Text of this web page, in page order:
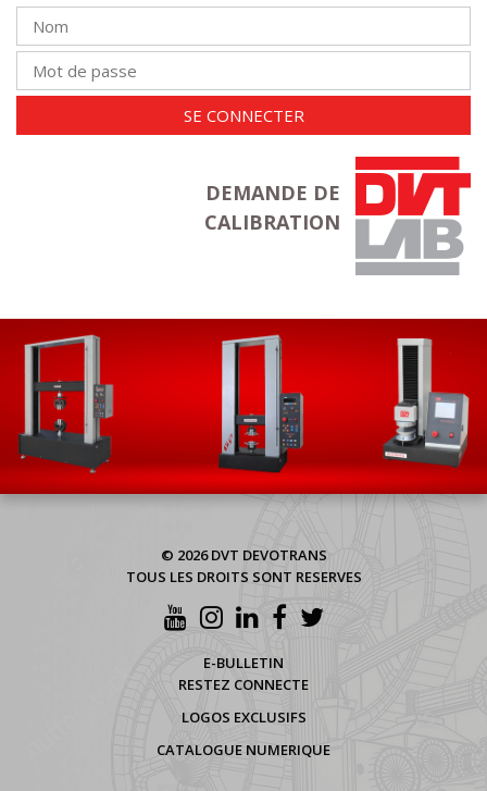
SE CONNECTER
DEMANDE DE
CALIBRATION
© 2026 DVT DEVOTRANS
TOUS LES DROITS SONT RESERVES
E-BULLETIN
RESTEZ CONNECTE
LOGOS EXCLUSIFS
CATALOGUE NUMERIQUE